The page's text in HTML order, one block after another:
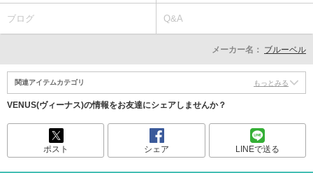
ブログ Q&A
メーカー名： ブルーベル
関連アイテムカテゴリ もっとみる
VENUS(ヴィーナス)の情報をお友達にシェアしませんか？
ポスト シェア LINEで送る